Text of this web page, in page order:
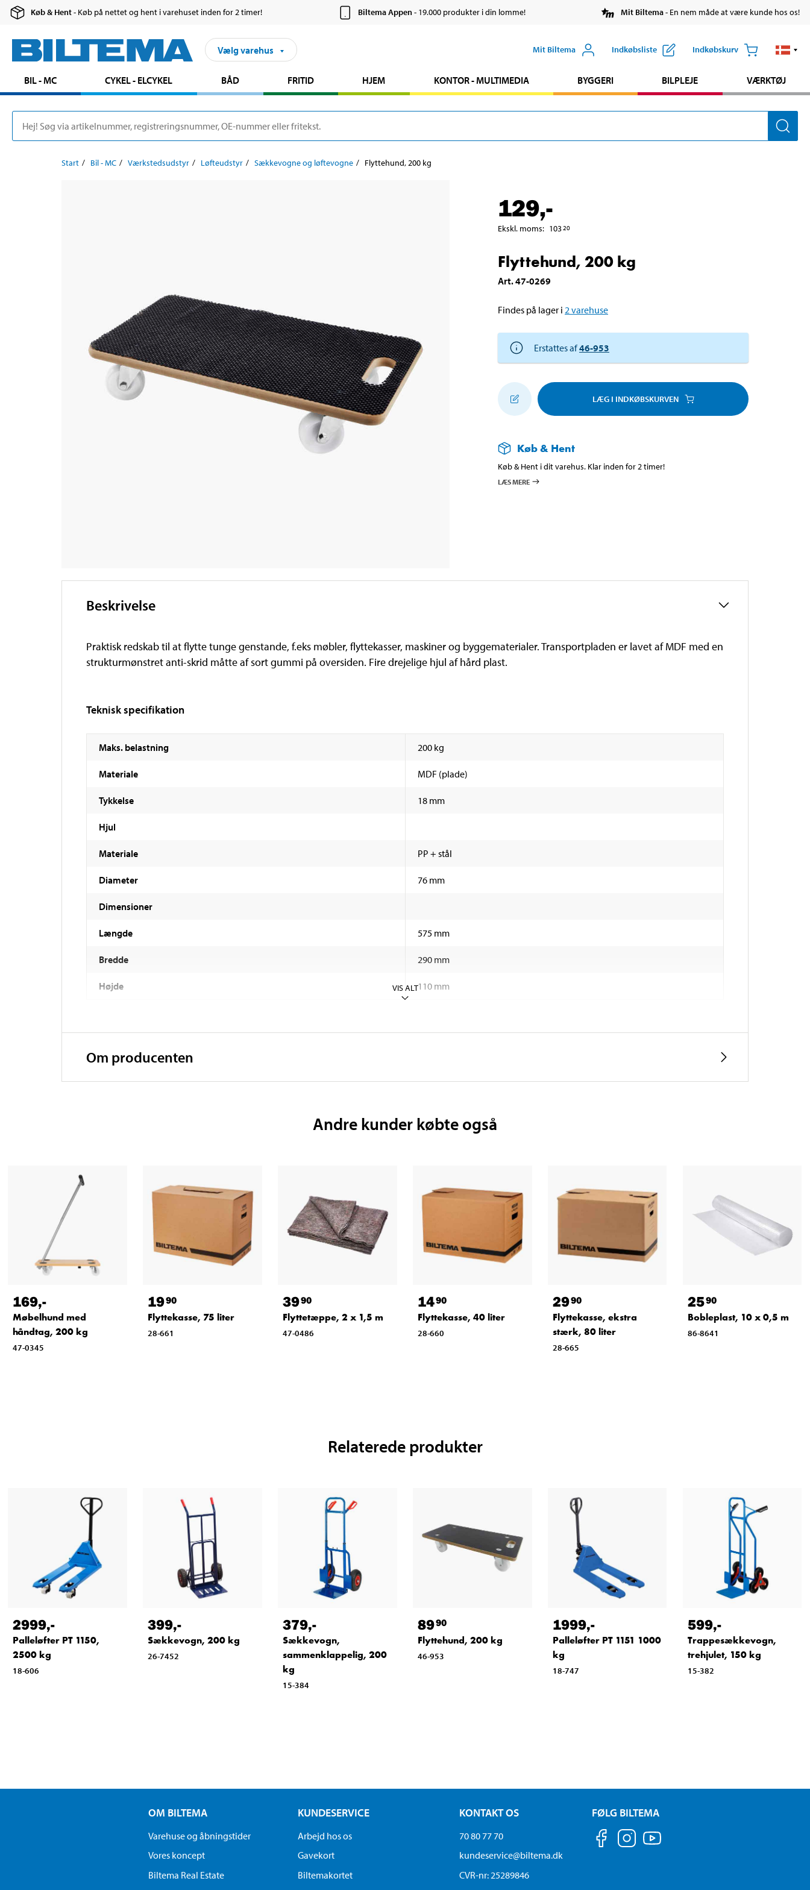
Køb & Hent- Køb på nettet og hent i varehuset inden for 2 timer! Biltema Appen- 19.000 produkter i din lomme! Mit Biltema- En nem måde at være kunde hos os!
Vælg varehus Mit Biltema Indkøbsliste Indkøbskurv
BIL - MC CYKEL - ELCYKEL BÅD FRITID HJEM KONTOR - MULTIMEDIA BYGGERI BILPLEJE VÆRKTØJ
Start Bil - MC Værkstedsudstyr Løfteudstyr Sækkevogne og løftevogne Flyttehund, 200 kg
129,-
Ekskl. moms: 103 20
Flyttehund, 200 kg
Art.47-0269
Findes på lager i 2varehuse
Erstattes af46-953
LÆG I INDKØBSKURVEN
Køb & Hent
Køb & Hent i dit varehus. Klar inden for 2 timer!
LÆS MERE
Beskrivelse
Praktisk redskab til at flytte tunge genstande, f.eks møbler, flyttekasser, maskiner og byggematerialer. Transportpladen er lavet af MDF med en
strukturmønstret anti-skrid måtte af sort gummi på oversiden. Fire drejelige hjul af hård plast.
Teknisk specifikation
Maks. belastning 200 kg
Materiale MDF (plade)
Tykkelse 18 mm
Hjul
Materiale PP + stål
Diameter 76 mm
Dimensioner
Længde 575 mm
Bredde 290 mm
Højde 110 mm
VIS ALT
Om producenten
Andre kunder købte også
169,-
Møbelhund med
håndtag, 200 kg
47-0345
1990
Flyttekasse, 75 liter
28-661
3990
Flyttetæppe, 2 x 1,5 m
47-0486
1490
Flyttekasse, 40 liter
28-660
2990
Flyttekasse, ekstra
stærk, 80 liter
28-665
2590
Bobleplast, 10 x 0,5 m
86-8641
Relaterede produkter
2999,-
Palleløfter PT 1150,
2500 kg
18-606
399,-
Sækkevogn, 200 kg
26-7452
379,-
Sækkevogn,
sammenklappelig, 200
kg
15-384
8990
Flyttehund, 200 kg
46-953
1999,-
Palleløfter PT 1151 1000
kg
18-747
599,-
Trappesækkevogn,
trehjulet, 150 kg
15-382
OM BILTEMA
Varehuse og åbningstider
Vores koncept
Biltema Real Estate
KUNDESERVICE
Arbejd hos os
Gavekort
Biltemakortet
KONTAKT OS
70 80 77 70
kundeservice@biltema.dk
CVR-nr: 25289846
FØLG BILTEMA